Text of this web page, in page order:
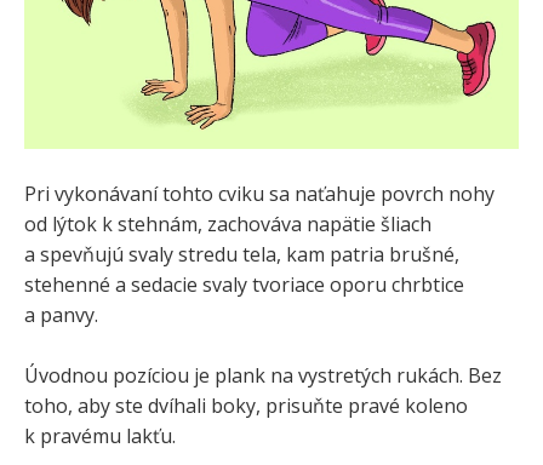
Pri vykonávaní tohto cviku sa naťahuje povrch nohy
od lýtok k stehnám, zachováva napätie šliach
a spevňujú svaly stredu tela, kam patria brušné,
stehenné a sedacie svaly tvoriace oporu chrbtice
a panvy.
Úvodnou pozíciou je plank na vystretých rukách. Bez
toho, aby ste dvíhali boky, prisuňte pravé koleno
k pravému lakťu.